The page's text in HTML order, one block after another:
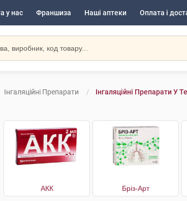
у нас Франшиза Наші аптеки Оплата і
Інгаляційні Препарати Інгаляційні Препарати У
АКК Бріз-Арт